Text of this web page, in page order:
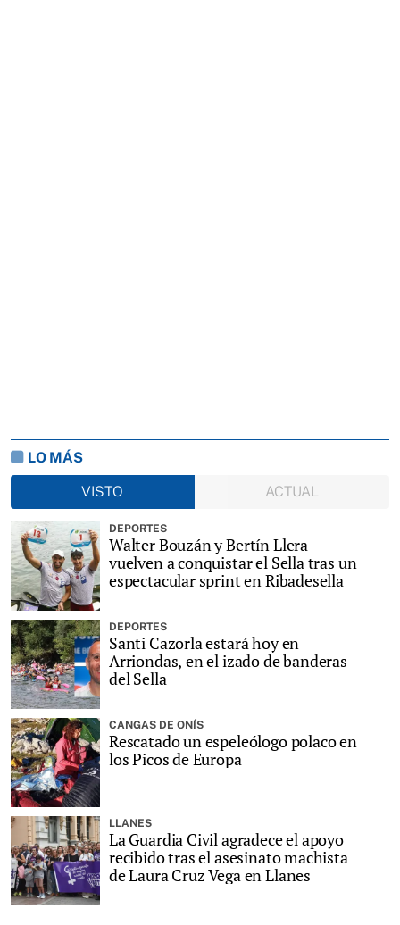
LO MÁS
VISTO
ACTUAL
DEPORTES
Walter Bouzán y Bertín Llera
vuelven a conquistar el Sella tras un
espectacular sprint en Ribadesella
DEPORTES
Santi Cazorla estará hoy en
Arriondas, en el izado de banderas
del Sella
CANGAS DE ONÍS
Rescatado un espeleólogo polaco en
los Picos de Europa
LLANES
La Guardia Civil agradece el apoyo
recibido tras el asesinato machista
de Laura Cruz Vega en Llanes